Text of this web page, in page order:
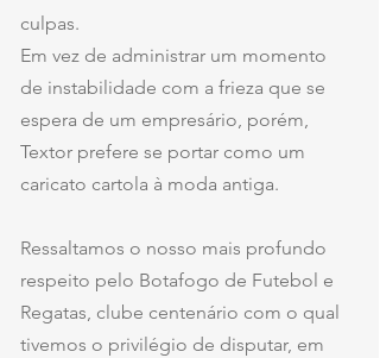
culpas.
Em vez de administrar um momento
de instabilidade com a frieza que se
espera de um empresário, porém,
Textor prefere se portar como um
caricato cartola à moda antiga.
Ressaltamos o nosso mais profundo
respeito pelo Botafogo de Futebol e
Regatas, clube centenário com o qual
tivemos o privilégio de disputar, em